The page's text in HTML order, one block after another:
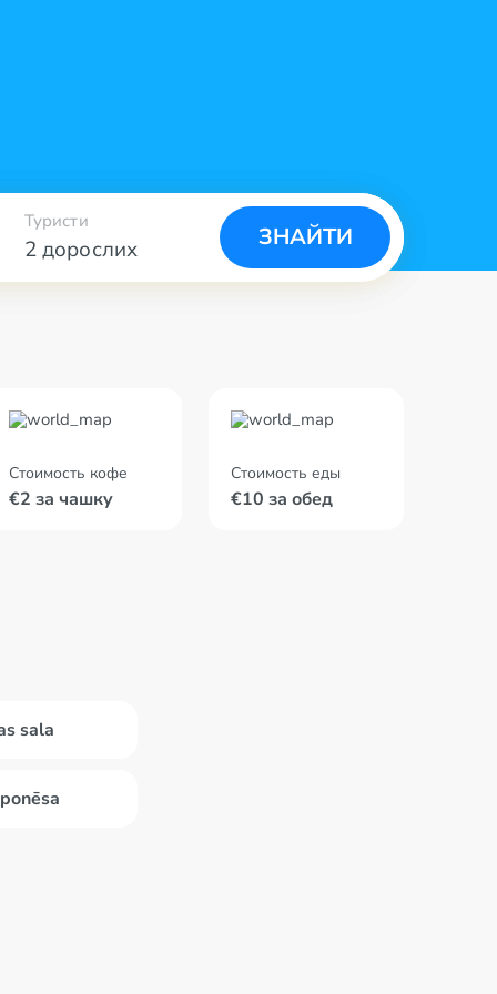
2 дорослих
Туристи
ЗНАЙТИ
Стоимость кофе
€2 за чашку
Стоимость еды
€10 за обед
sala